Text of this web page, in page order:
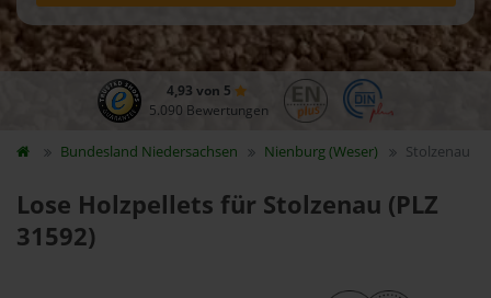
4,93 von 5
5.090 Bewertungen
Bundesland Niedersachsen Nienburg (Weser) Stolzenau
Lose Holzpellets für Stolzenau (PLZ
31592)